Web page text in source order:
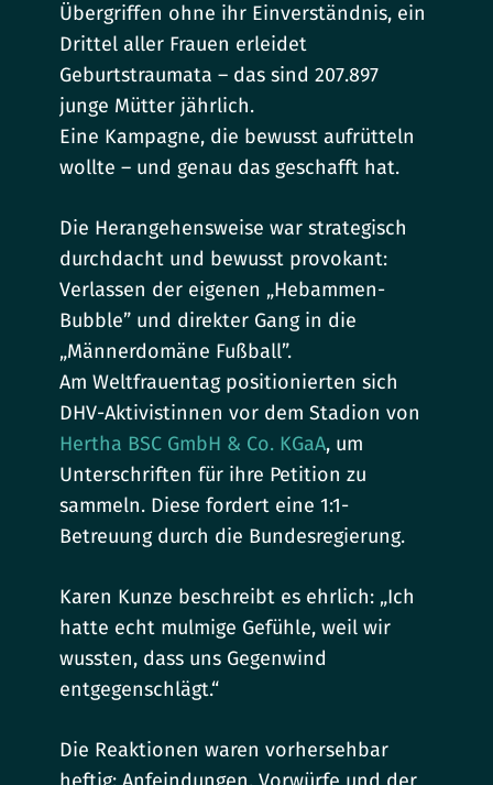
Übergriffen ohne ihr Einverständnis, ein
Drittel aller Frauen erleidet
Geburtstraumata – das sind 207.897
junge Mütter jährlich.
Eine Kampagne, die bewusst aufrütteln
wollte – und genau das geschafft hat.
Die Herangehensweise war strategisch
durchdacht und bewusst provokant:
Verlassen der eigenen „Hebammen-
Bubble” und direkter Gang in die
„Männerdomäne Fußball”.
Am Weltfrauentag positionierten sich
DHV-Aktivistinnen vor dem Stadion von
Hertha BSC GmbH & Co. KGaA, um
Unterschriften für ihre Petition zu
sammeln. Diese fordert eine 1:1-
Betreuung durch die Bundesregierung.
Karen Kunze beschreibt es ehrlich: „Ich
hatte echt mulmige Gefühle, weil wir
wussten, dass uns Gegenwind
entgegenschlägt.“
Die Reaktionen waren vorhersehbar